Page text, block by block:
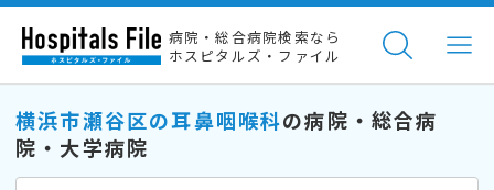
病院・総合病院検索なら
ホスピタルズ・ファイル
横浜市瀬谷区の耳鼻咽喉科の病院・総合病
院・大学病院